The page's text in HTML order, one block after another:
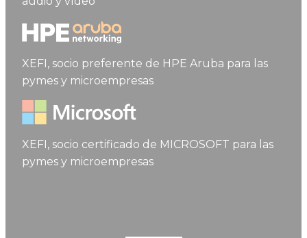
HPE aruba networking
XEFI, socio preferente de HPE Aruba para las
pymes y microempresas
Microsoft
XEFI, socio certificado de MICROSOFT para las
pymes y microempresas